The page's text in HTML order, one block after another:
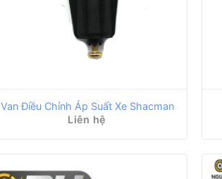
Van Điều Chỉnh Áp Suất Xe Shacman
Liên hệ